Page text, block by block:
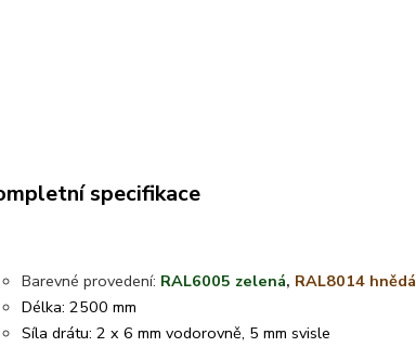
specifikace
Barevné provedení: RAL6005 zelená, RAL8014 hnědá
Délka: 2500 mm
Síla drátu: 2 x 6 mm vodorovně, 5 mm svisle